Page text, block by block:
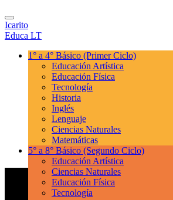
Icarito
Educa LT
1° a 4° Básico (Primer Ciclo)
Educación Artística
Educación Física
Tecnología
Historia
Inglés
Lenguaje
Ciencias Naturales
Matemáticas
5° a 8° Básico (Segundo Ciclo)
Educación Artística
Ciencias Naturales
Educación Física
Tecnología